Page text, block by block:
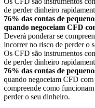
de perder dinheiro
76% das contas de
quando negoceiam CFD
Deverá ponderar se
incorrer no risco de perder o
Os CFD são instrumentos
de perder dinheiro
76% das contas de
quando negoceiam CFD com
compreende como
perder o seu dinheiro.